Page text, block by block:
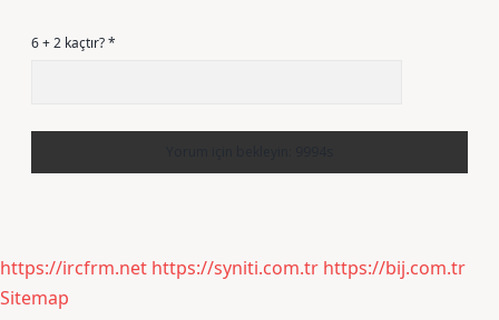
6 + 2 kaçtır?*
https://ircfrm.net https://syniti.com.tr https://bij.com.tr
Sitemap